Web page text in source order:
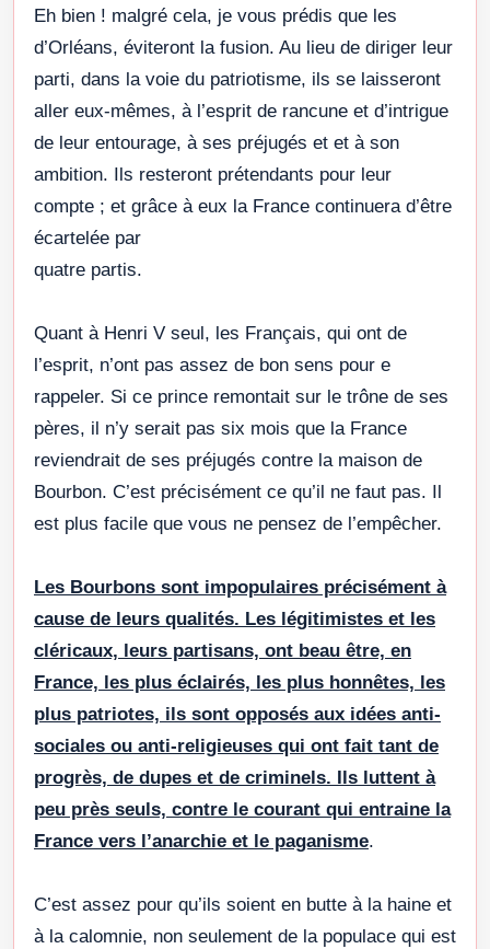
Eh bien ! malgré cela, je vous prédis que les
d’Orléans, éviteront la fusion. Au lieu de diriger leur
parti, dans la voie du patriotisme, ils se laisseront
aller eux-mêmes, à l’esprit de rancune et d’intrigue
de leur entourage, à ses préjugés et et à son
ambition. Ils resteront prétendants pour leur
compte ; et grâce à eux la France continuera d’être
écartelée par
quatre partis.
Quant à Henri V seul, les Français, qui ont de
l’esprit, n’ont pas assez de bon sens pour e
rappeler. Si ce prince remontait sur le trône de ses
pères, il n’y serait pas six mois que la France
reviendrait de ses préjugés contre la maison de
Bourbon. C’est précisément ce qu’il ne faut pas. Il
est plus facile que vous ne pensez de l’empêcher.
Les Bourbons sont impopulaires précisément à
cause de leurs qualités. Les légitimistes et les
cléricaux, leurs partisans, ont beau être, en
France, les plus éclairés, les plus honnêtes, les
plus patriotes, ils sont opposés aux idées anti-
sociales ou anti-religieuses qui ont fait tant de
progrès, de dupes et de criminels. Ils luttent à
peu près seuls, contre le courant qui entraine la
France vers l’anarchie et le paganisme.
C’est assez pour qu’ils soient en butte à la haine et
à la calomnie, non seulement de la populace qui est